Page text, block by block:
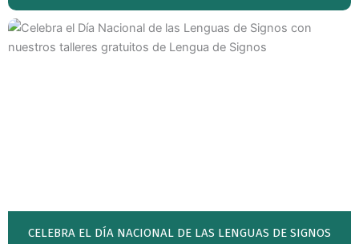
CELEBRA EL DÍA NACIONAL DE LAS LENGUAS DE SIGNOS